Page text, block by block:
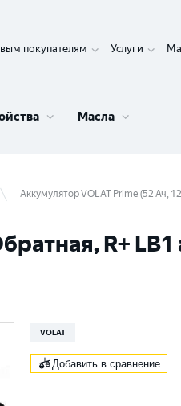
покупателям Услуги
Масла
Аккумулятор VOLAT Prime (52 Ач,
R+ LB1
VOLAT
Добавить в сравнение